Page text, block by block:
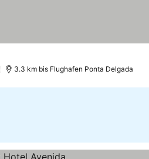
3.3 km bis Flughafen Ponta Delgada